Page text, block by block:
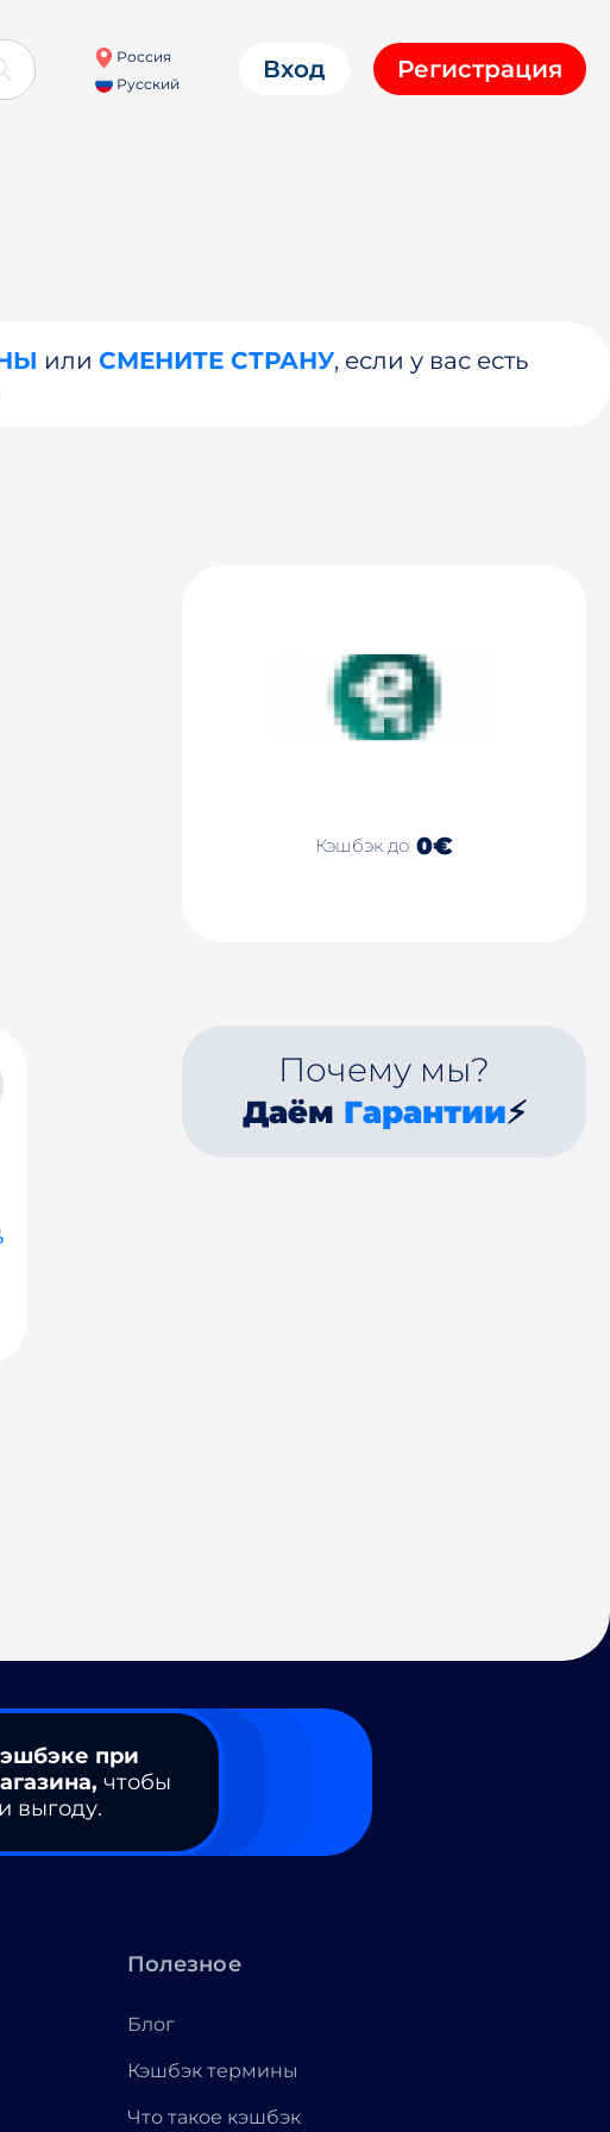
Россия
Русский
Вход Регистрация
или СМЕНИТЕ СТРАНУ, если у вас есть
Кэшбэк до 0€
Почему мы?
Даём Гарантии⚡
при
чтобы
выгоду.
Полезное
Блог
Кэшбэк термины
Что такое кэшбэк